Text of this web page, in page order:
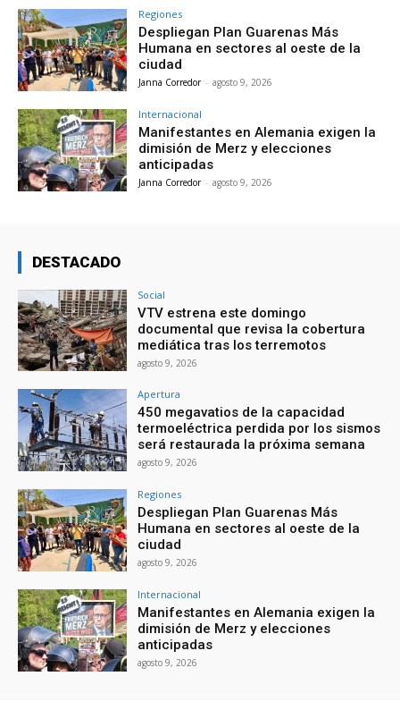
Regiones
Despliegan Plan Guarenas Más
Humana en sectores al oeste de la
ciudad
Janna Corredor - agosto 9, 2026
Internacional
Manifestantes en Alemania exigen la
dimisión de Merz y elecciones
anticipadas
Janna Corredor - agosto 9, 2026
DESTACADO
Social
VTV estrena este domingo
documental que revisa la cobertura
mediática tras los terremotos
agosto 9, 2026
Apertura
450 megavatios de la capacidad
termoeléctrica perdida por los sismos
será restaurada la próxima semana
agosto 9, 2026
Regiones
Despliegan Plan Guarenas Más
Humana en sectores al oeste de la
ciudad
agosto 9, 2026
Internacional
Manifestantes en Alemania exigen la
dimisión de Merz y elecciones
anticipadas
agosto 9, 2026